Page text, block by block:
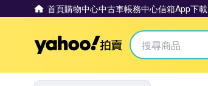
首頁購物中心中古車帳務中心信箱App下載
Yahoo拍賣